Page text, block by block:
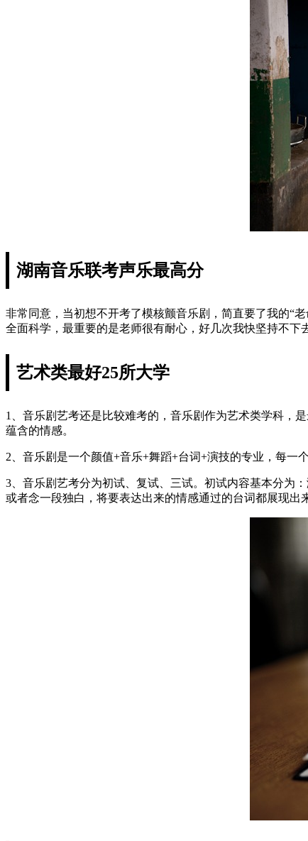
湖南音乐联考声乐最高分
非常同意，当初想不开考了模核颤音乐剧，简直要了我的“
全面科学，最重要的是老师很有耐心，好几次我快坚持不下
艺术类最好25所大学
1、音乐剧艺考还是比较难考的，音乐剧作为艺术类学科，
蕴含的情感。
2、音乐剧是一个颜值+音乐+舞蹈+台词+演技的专业，每一
3、音乐剧艺考分为初试、复试、三试。初试内容基本分为
或者念一段独白，将要表达出来的情感通过的台词都展现出